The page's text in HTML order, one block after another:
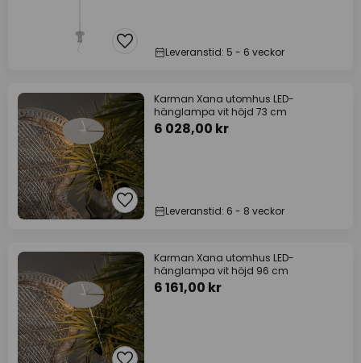
Leveranstid: 5 - 6 veckor
Karman Xana utomhus LED-
hänglampa vit höjd 73 cm
6 028,00 kr
Leveranstid: 6 - 8 veckor
Karman Xana utomhus LED-
hänglampa vit höjd 96 cm
6 161,00 kr